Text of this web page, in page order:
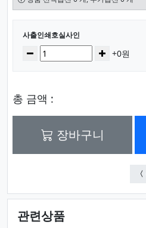
선택된 옵션
사출인쇄호실사인
수량감소 증가+0원
총 금액 :
장바구니
관련상품